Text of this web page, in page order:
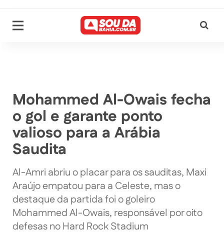
Mohammed Al-Owais fecha
o gol e garante ponto
valioso para a Arábia
Saudita
Al-Amri abriu o placar para os sauditas, Maxi
Araújo empatou para a Celeste, mas o
destaque da partida foi o goleiro
Mohammed Al-Owais, responsável por oito
defesas no Hard Rock Stadium